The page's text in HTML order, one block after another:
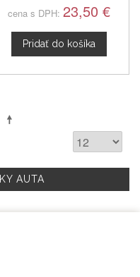
cena s DPH: 23,50 €
Pridať do košíka
AUTA